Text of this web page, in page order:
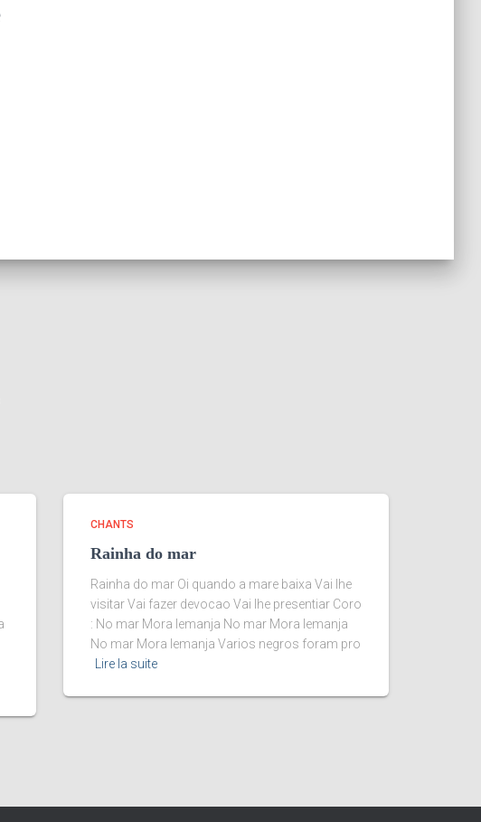
CHANTS
Rainha do mar
Rainha do mar Oi quando a mare baixa Vai lhe
visitar Vai fazer devocao Vai lhe presentiar Coro
: No mar Mora lemanja No mar Mora lemanja
No mar Mora lemanja Varios negros foram pro
Lire la suite